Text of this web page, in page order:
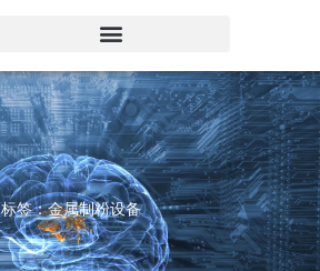
标签：金属制粉设备